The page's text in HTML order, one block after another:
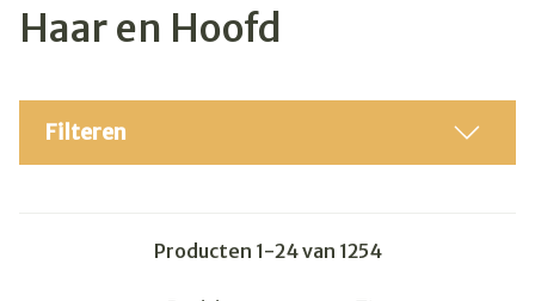
Haar en Hoofd
Filteren
Producten 1-24van 1254